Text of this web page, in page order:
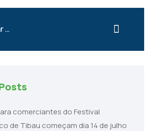
comerciantes do Festival
de Tibau começam dia 14 de julho